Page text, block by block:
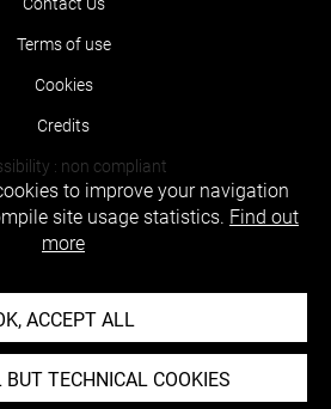
Terms of use
Cookies
Credits
: non compliant
to improve your navigation
site usage statistics. Find out
more
ACCEPT ALL
TECHNICAL COOKIES